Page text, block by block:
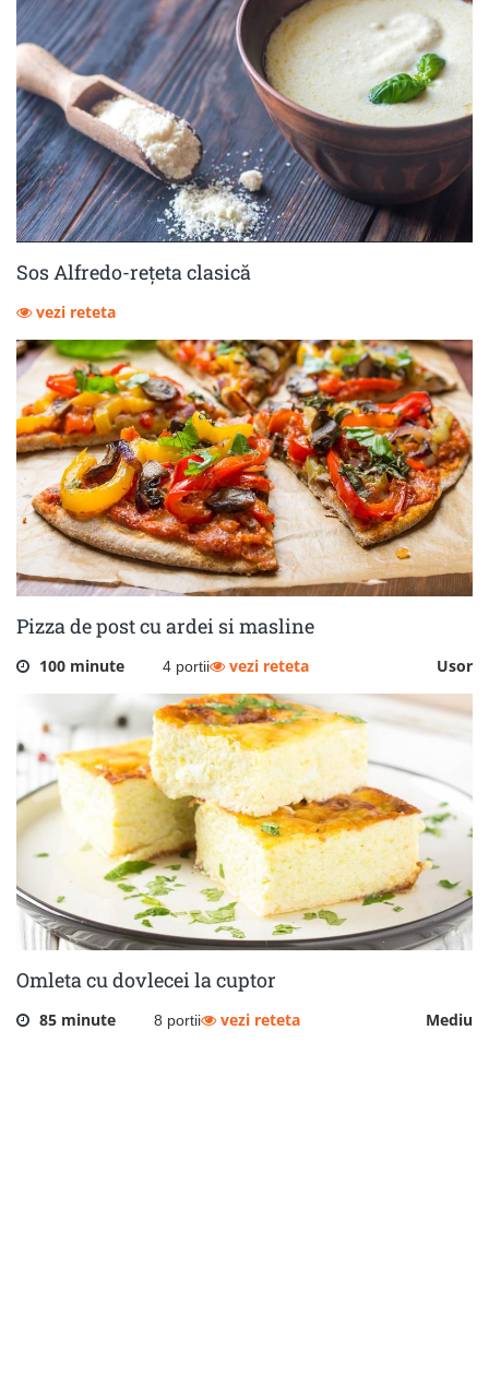
Sos Alfredo-rețeta clasică
vezi reteta
Pizza de post cu ardei si masline
100 minute 4 portii Usor
vezi reteta
Omleta cu dovlecei la cuptor
85 minute 8 portii Mediu
vezi reteta